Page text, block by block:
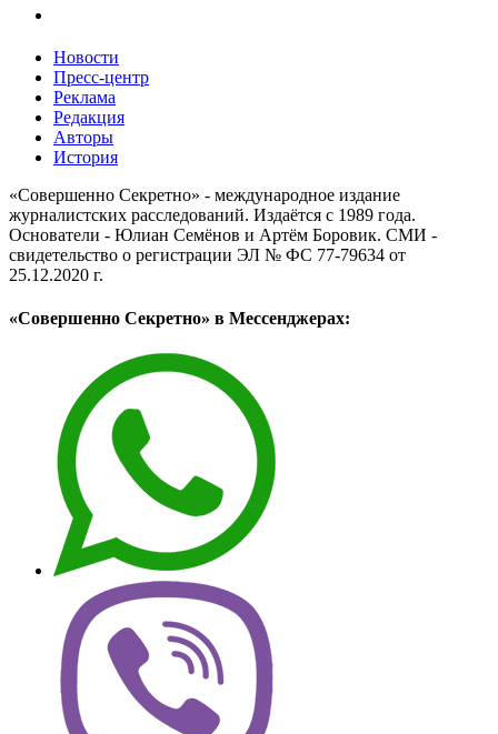
Новости
Пресс-центр
Реклама
Редакция
Авторы
История
«Совершенно Секретно» - международное издание
журналистских расследований. Издаётся с 1989 года.
Основатели - Юлиан Семёнов и Артём Боровик. CМИ -
свидетельство о регистрации ЭЛ № ФС 77-79634 от
25.12.2020 г.
«Совершенно Секретно» в Мессенджерах: